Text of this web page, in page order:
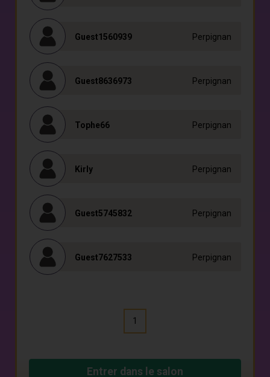
Guest1560939 Perpignan
Guest8636973 Perpignan
Tophe66 Perpignan
Kirly Perpignan
Guest5745832 Perpignan
Guest7627533 Perpignan
1
Entrer dans le salon